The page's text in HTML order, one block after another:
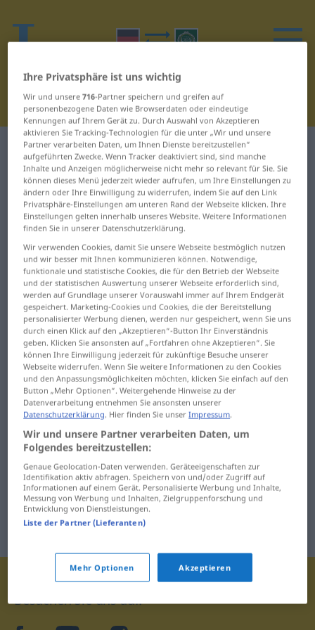
Deutsch-Arabisch Wörterbuch Ä
Wörter auf Deutsch, die mit Ä
beginnen
ächzen ... ähnlich
Ähnlichkeit ... ängstigen
ängstlich ... ärgerlich
ärgern ... ärztlich
ästhetisch ... ätzend
Äußere ... Äußerung
Besuchen Sie uns auf:
Ihre Privatsphäre ist uns wichtig
Wir und unsere716-Partner speichern und greifen auf
personenbezogene Daten wie Browserdaten oder eindeutige
Kennungen auf Ihrem Gerät zu. Durch Auswahl von Akzeptieren
aktivieren Sie Tracking-Technologien für die unter „Wir und unsere
Partner verarbeiten Daten, um Ihnen Dienste bereitzustellen“
aufgeführten Zwecke. Wenn Tracker deaktiviert sind, sind manche
Inhalte und Anzeigen möglicherweise nicht mehr so relevant für Sie. Sie
können dieses Menü jederzeit wieder aufrufen, um Ihre Einstellungen zu
ändern oder Ihre Einwilligung zu widerrufen, indem Sie auf den Link
Privatsphäre-Einstellungen am unteren Rand der Webseite klicken. Ihre
Einstellungen gelten innerhalb unseres Website. Weitere Informationen
finden Sie in unserer Datenschutzerklärung.
Wir verwenden Cookies, damit Sie unsere Webseite bestmöglich nutzen
und wir besser mit Ihnen kommunizieren können. Notwendige,
funktionale und statistische Cookies, die für den Betrieb der Webseite
und der statistischen Auswertung unserer Webseite erforderlich sind,
werden auf Grundlage unserer Vorauswahl immer auf Ihrem Endgerät
gespeichert. Marketing-Cookies und Cookies, die der Bereitstellung
personalisierter Werbung dienen, werden nur gespeichert, wenn Sie uns
durch einen Klick auf den „Akzeptieren“-Button Ihr Einverständnis
geben. Klicken Sie ansonsten auf „Fortfahren ohne Akzeptieren“. Sie
können Ihre Einwilligung jederzeit für zukünftige Besuche unserer
Webseite widerrufen. Wenn Sie weitere Informationen zu den Cookies
und den Anpassungsmöglichkeiten möchten, klicken Sie einfach auf den
Button „Mehr Optionen“. Weitergehende Hinweise zu der
Datenverarbeitung entnehmen Sie ansonsten unserer
Datenschutzerklärung. Hier finden Sie unserImpressum.
Wir und unsere Partner verarbeiten Daten, um
Folgendes bereitzustellen:
Genaue Geolocation-Daten verwenden. Geräteeigenschaften zur
Identifikation aktiv abfragen. Speichern von und/oder Zugriff auf
Informationen auf einem Gerät. Personalisierte Werbung und Inhalte,
Messung von Werbung und Inhalten, Zielgruppenforschung und
Entwicklung von Dienstleistungen.
Liste der Partner (Lieferanten)
Mehr Optionen Akzeptieren